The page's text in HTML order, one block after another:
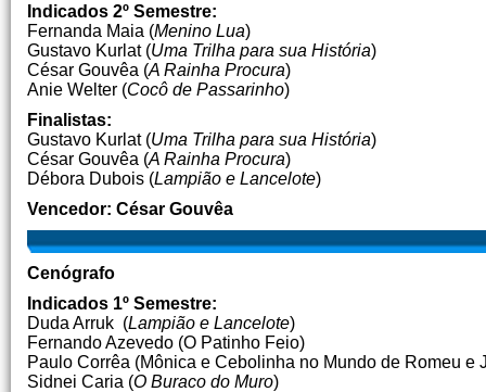
Indicados 2º Semestre:
Fernanda Maia (Menino Lua)
Gustavo Kurlat (Uma Trilha para sua História)
César Gouvêa (A Rainha Procura)
Anie Welter (Cocô de Passarinho)
Finalistas:
Gustavo Kurlat (Uma Trilha para sua História)
César Gouvêa (A Rainha Procura)
Débora Dubois (Lampião e Lancelote)
Vencedor: César Gouvêa
Cenógrafo
Indicados 1º Semestre:
Duda Arruk (Lampião e Lancelote)
Fernando Azevedo (O Patinho Feio)
Paulo Corrêa (Mônica e Cebolinha no Mundo de Romeu e
Sidnei Caria (O Buraco do Muro)